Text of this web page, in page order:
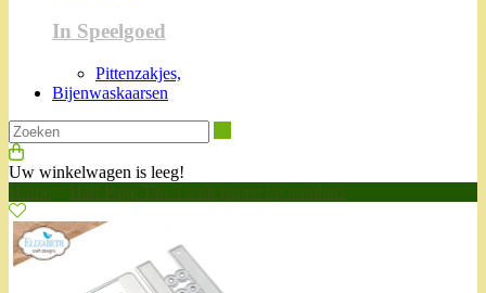
In Speelgoed
Pittenzakjes,
Bijenwaskaarsen
Uw winkelwagen is leeg!
Home
Half Page Tab 3 with paperclip numbers